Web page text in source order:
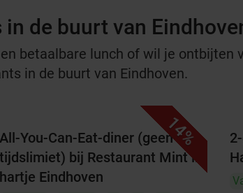
de buurt van
betaalbare lunch of wil je ontbijten
in de buurt van Eindhoven.
14%
All-You-Can-Eat-diner (geen
tijdslimiet) bij Restaurant Mint in
hartje Eindhoven